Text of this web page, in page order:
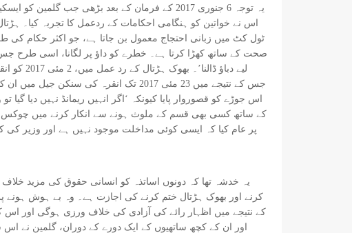
ٹول کٹ میں زبانی احتجاج معمول بن جاتا ہے، جو اکثر حکام
صحت کے ساتھ کھڑا کرتا ہے۔ خطرے کو داؤ پر لگانا، اسی طرح
اس جوڑے کو قصوروار پایا کیونکہ ‘اگر انہیں ریمانڈ نہیں دیا
پر عام کیا کہ ایسی کوئی مداخلت موجود نہیں ہے اور وزیر کی
یہ خدشہ تھا کہ دونوں اساتذہ کو انسانی حقوق کی مزید خلاف
کے نتیجے میں اظہار رائے کی آزادی کی خلاف ورزی ہوگی اور اس
اور ان کے کچھ ساتھیوں کے ایک دورے کے دوران، گلمین نے اس